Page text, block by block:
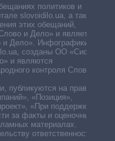
политиков и
slovoidilo.ua, а также
этих обещаний,
и Дело» и является
Дело». Инфографики,
созданы ОО «Система
и являются
контроля Слово и
публикуются на правах
«Позиция»,
«При поддержке».
за факты и оценочные
материалах.
ответственность за